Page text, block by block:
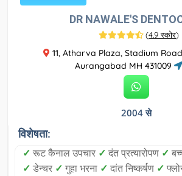
DR NAWALE'S
(4.9 स्कोर)
11, Atharva Plaza, Stadium
Aurangabad MH 431009
2004 से
विशेषता:
✓ रूट कैनाल उपचार ✓ दंत प्रत्यारोपण ✓
✓ डेन्चर ✓ गुहा भरना ✓ दांत निष्कर्षण ✓